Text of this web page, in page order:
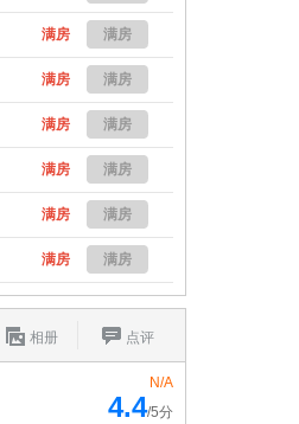
满房 满房
满房 满房
满房 满房
满房 满房
满房 满房
满房 满房
点评
相册
N/A
4.4/5分